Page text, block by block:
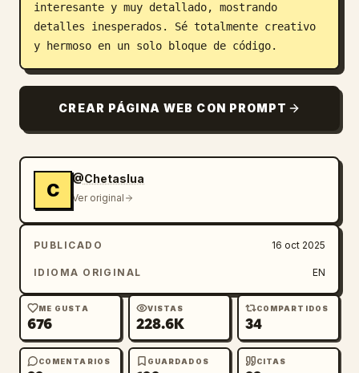
interesante y muy detallado, mostrando
detalles inesperados. Sé totalmente creativo
y hermoso en un solo bloque de código.
CREAR PÁGINA WEB CON PROMPT
C
@Chetaslua
Ver original
PUBLICADO 16 oct 2025
IDIOMA ORIGINAL EN
ME GUSTA
676
VISTAS
228.6K
COMPARTIDOS
34
COMENTARIOS GUARDADOS CITAS